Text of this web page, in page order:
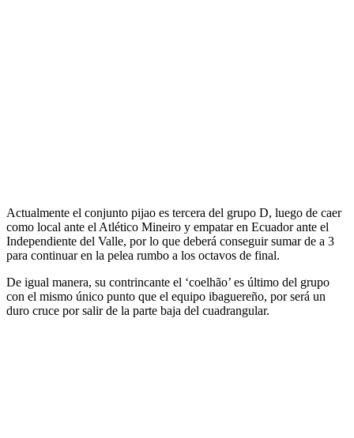
Actualmente el conjunto pijao es tercera del grupo D, luego de caer
como local ante el Atlético Mineiro y empatar en Ecuador ante el
Independiente del Valle, por lo que deberá conseguir sumar de a 3
para continuar en la pelea rumbo a los octavos de final.
De igual manera, su contrincante el ‘coelhão’ es último del grupo
con el mismo único punto que el equipo ibaguereño, por será un
duro cruce por salir de la parte baja del cuadrangular.